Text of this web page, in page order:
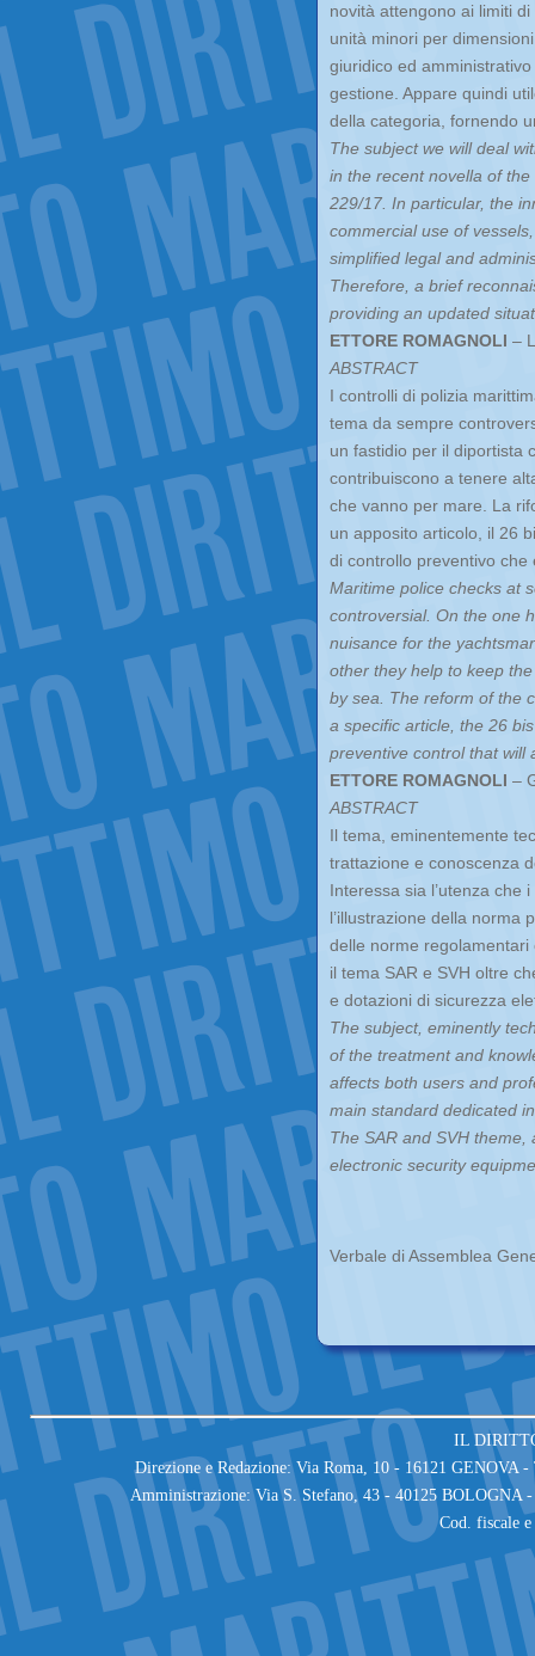
novità attengono ai limiti
unità minori per
giuridico ed
gestione. Appare quindi
della categoria, fornendo
The subject we will deal
in the recent novella of
229/17. In particular, the
commercial use of
simplified legal and
Therefore, a brief
providing an updated
ETTORE ROMAGNOLI –
ABSTRACT
I controlli di polizia
tema da sempre
un fastidio per il diportista
contribuiscono a tenere
che vanno per mare. La
un apposito articolo, il 26
di controllo preventivo
Maritime police checks at
controversial. On the one
nuisance for the
other they help to keep
by sea. The reform of the
a specific article, the 26
preventive control that will
ETTORE ROMAGNOLI –
ABSTRACT
Il tema, eminentemente
trattazione e conoscenza
Interessa sia l’utenza che
l’illustrazione della norma
delle norme
il tema SAR e SVH oltre
e dotazioni di sicurezza
The subject, eminently
of the treatment and
affects both users and
main standard dedicated
The SAR and SVH
electronic security
Verbale di Assemblea
IL
Direzione e Redazione: Via Roma, 10 - 16121
Amministrazione: Via S. Stefano, 43 - 40125
Cod. fiscale